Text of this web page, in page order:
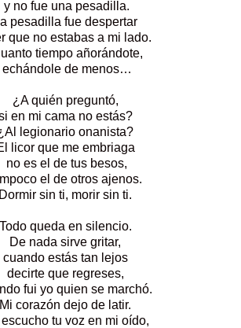
y no fue una pesadilla.
pesadilla fue despertar
que no estabas a mi lado.
tiempo añorándote,
echándole de menos…
¿A quién preguntó,
en mi cama no estás?
legionario onanista?
licor que me embriaga
no es el de tus besos,
el de otros ajenos.
Dormir sin ti, morir sin ti.
Todo queda en silencio.
De nada sirve gritar,
cuando estás tan lejos
decirte que regreses,
fui yo quien se marchó.
Mi corazón dejo de latir.
escucho tu voz en mi oído,